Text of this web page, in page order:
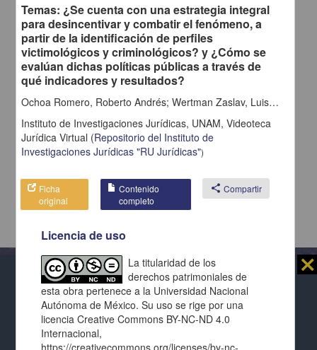
Al usar este repositorio estás aceptando sus
términos y condiciones de uso
, y te obligas a
respetar los derechos expresados en las
de cada página y de cada documento presentado.
⨯
Repositorio Institucional de la
Universidad Nacional Autónoma de México
Temas: ¿Se cuenta con una estrategia integral
para desincentivar y combatir el fenómeno, a
partir de la identificación de perfiles
victimológicos y criminológicos? y ¿Cómo se
evalúan dichas políticas públicas a través de
qué indicadores y resultados?
Ochoa Romero, Roberto Andrés; Wertman Zaslav, Luis; González Mendívil, Oscar
Instituto de Investigaciones Jurídicas, UNAM, Videoteca
Jurídica Virtual (Repositorio del Instituto de
Investigaciones Jurídicas "RU Jurídicas")
Ficha
original
Contenido
completo
share Compartir
Licencia de uso
La titularidad de los
derechos patrimoniales de
esta obra pertenece a la Universidad Nacional
Autónoma de México. Su uso se rige por una
licencia Creative Commons BY-NC-ND 4.0
Internacional,
https://creativecommons.org/licenses/by-nc-